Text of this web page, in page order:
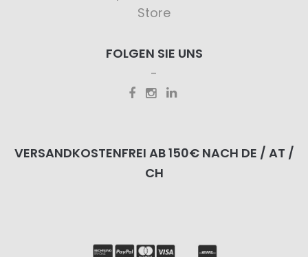
Store
FOLGEN SIE UNS
VERSANDKOSTENFREI AB 150€ NACH DE / AT /
CH